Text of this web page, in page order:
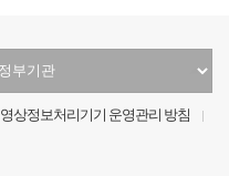
영상정보처리기기 운영관리 방침